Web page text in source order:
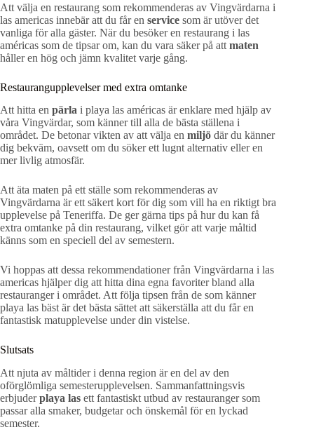
Att välja en restaurang som rekommenderas av Vingvärdarna i
las americas innebär att du får en service som är utöver det
vanliga för alla gäster. När du besöker en restaurang i las
américas som de tipsar om, kan du vara säker på att maten
håller en hög och jämn kvalitet varje gång.
Restaurangupplevelser med extra omtanke
Att hitta en pärla i playa las américas är enklare med hjälp av
våra Vingvärdar, som känner till alla de bästa ställena i
området. De betonar vikten av att välja en miljö där du känner
dig bekväm, oavsett om du söker ett lugnt alternativ eller en
mer livlig atmosfär.
Att äta maten på ett ställe som rekommenderas av
Vingvärdarna är ett säkert kort för dig som vill ha en riktigt bra
upplevelse på Teneriffa. De ger gärna tips på hur du kan få
extra omtanke på din restaurang, vilket gör att varje måltid
känns som en speciell del av semestern.
Vi hoppas att dessa rekommendationer från Vingvärdarna i las
americas hjälper dig att hitta dina egna favoriter bland alla
restauranger i området. Att följa tipsen från de som känner
playa las bäst är det bästa sättet att säkerställa att du får en
fantastisk matupplevelse under din vistelse.
Slutsats
Att njuta av måltider i denna region är en del av den
oförglömliga semesterupplevelsen. Sammanfattningsvis
erbjuderplaya las ett fantastiskt utbud av restauranger som
passar alla smaker, budgetar och önskemål för en lyckad
semester.